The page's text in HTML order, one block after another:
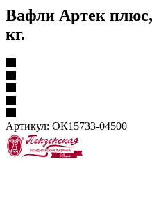
Вафли Артек
кг.
Артикул: ОК15733-04500